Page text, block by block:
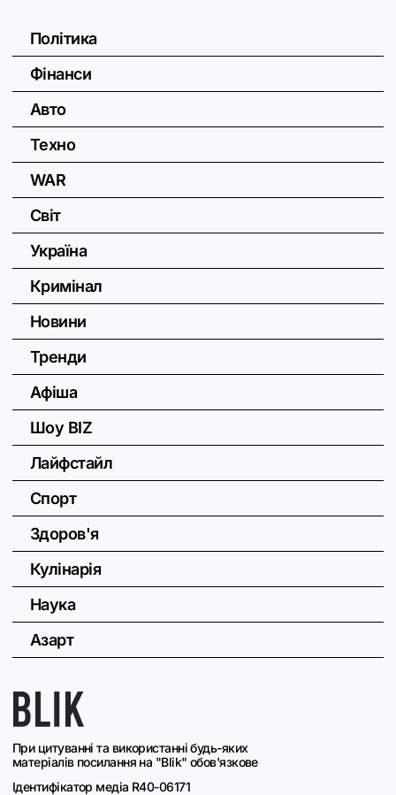
При цитуванні та використанні будь-яких
матеріалів посилання на "Blik" обов'язкове
Ідентифікатор медіа R40-06171
Політика
Фінанси
Авто
Техно
WAR
Світ
Україна
Кримінал
Новини
Тренди
Афіша
Шоу BIZ
Лайфстайл
Спорт
Здоров'я
Кулінарія
Наука
Азарт